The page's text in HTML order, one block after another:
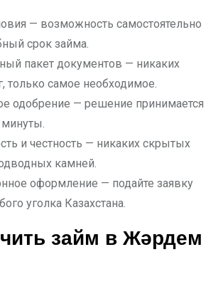
— возможность самостоятельно
срок займа.
пакет документов — никаких
только самое необходимое.
одобрение — решение принимается
и честность — никаких скрытых
камней.
оформление — подайте заявку
уголка Казахстана.
займ в Жәрдем